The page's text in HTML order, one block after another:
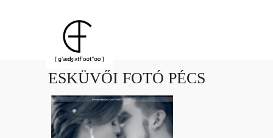
ESKÜVŐI FOTÓ PÉCS